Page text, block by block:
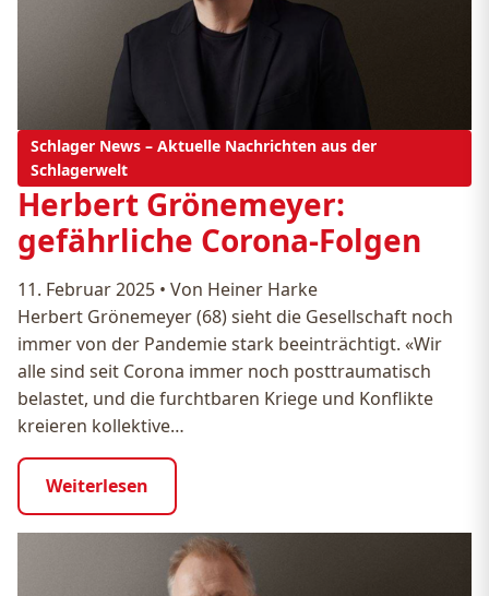
Schlager News – Aktuelle Nachrichten aus der
Schlagerwelt
Herbert Grönemeyer:
gefährliche Corona-Folgen
11. Februar 2025 • Von Heiner Harke
Herbert Grönemeyer (68) sieht die Gesellschaft noch
immer von der Pandemie stark beeinträchtigt. «Wir
alle sind seit Corona immer noch posttraumatisch
belastet, und die furchtbaren Kriege und Konflikte
kreieren kollektive…
Weiterlesen